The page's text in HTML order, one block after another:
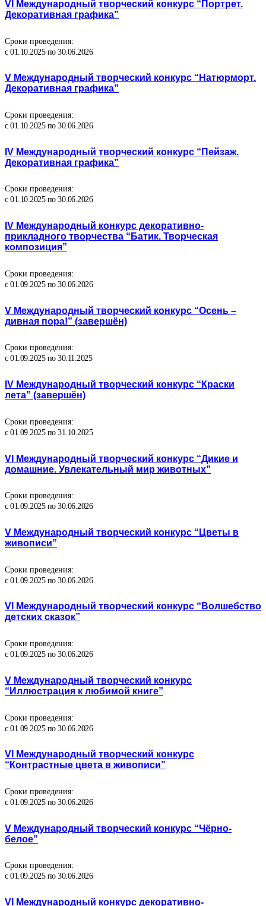
VI Международный творческий конкурс “Портрет.
Декоративная графика”
Сроки проведения:
с 01.10.2025 по 30.06.2026
V Международный творческий конкурс “Натюрморт.
Декоративная графика”
Сроки проведения:
с 01.10.2025 по 30.06.2026
IV Международный творческий конкурс “Пейзаж.
Декоративная графика”
Сроки проведения:
с 01.10.2025 по 30.06.2026
IV Международный конкурс декоративно-
прикладного творчества “Батик. Творческая
композиция”
Сроки проведения:
с 01.09.2025 по 30.06.2026
V Международный творческий конкурс “Осень –
дивная пора!” (завершён)
Сроки проведения:
с 01.09.2025 по 30.11.2025
IV Международный творческий конкурс “Краски
лета” (завершён)
Сроки проведения:
с 01.09.2025 по 31.10.2025
VI Международный творческий конкурс “Дикие и
домашние. Увлекательный мир животных”
Сроки проведения:
с 01.09.2025 по 30.06.2026
V Международный творческий конкурс “Цветы в
живописи”
Сроки проведения:
с 01.09.2025 по 30.06.2026
VI Международный творческий конкурс “Волшебство
детских сказок”
Сроки проведения:
с 01.09.2025 по 30.06.2026
V Международный творческий конкурс
“Иллюстрация к любимой книге”
Сроки проведения:
с 01.09.2025 по 30.06.2026
VI Международный творческий конкурс
“Контрастные цвета в живописи”
Сроки проведения:
с 01.09.2025 по 30.06.2026
V Международный творческий конкурс “Чёрно-
белое”
Сроки проведения:
с 01.09.2025 по 30.06.2026
VI Международный конкурс декоративно-